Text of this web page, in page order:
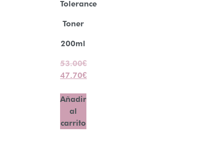
Tolerance
Toner
200ml
53.00€
47.70€
Añadir
al
carrito